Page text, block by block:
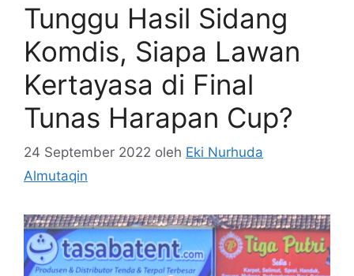
Tunggu Hasil Sidang
Komdis, Siapa Lawan
Kertayasa di Final
Tunas Harapan Cup?
24 September 2022 oleh Eki Nurhuda
Almutaqin